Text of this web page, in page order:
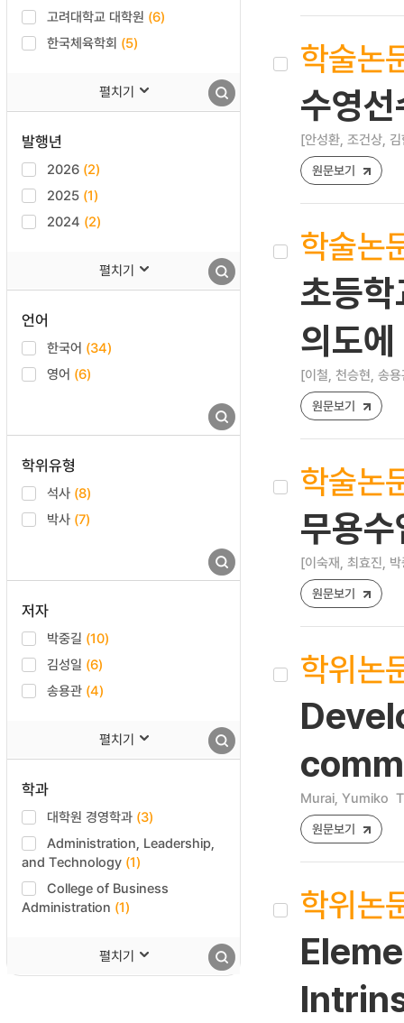
고려대학교 대학원 (6)
한국체육학회 (5)
펼치기
발행년
2026 (2)
2025 (1)
2024 (2)
펼치기
언어
한국어 (34)
영어 (6)
학위유형
석사 (8)
박사 (7)
저자
박중길 (10)
김성일 (6)
송용관 (4)
펼치기
학과
대학원 경영학과 (3)
Administration, Leadership,
and Technology (1)
College of Business
Administration (1)
펼치기
학술논
수영
[안성환, 조건상,
원문보기
학술논
초등
의도
[이철, 천승현, 송
원문보기
학술논
무용
[이숙재, 최효진,
원문보기
학위논
Murai, Yumiko
원문보기
학위논